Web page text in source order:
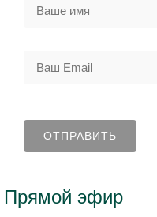
Прямой эфир